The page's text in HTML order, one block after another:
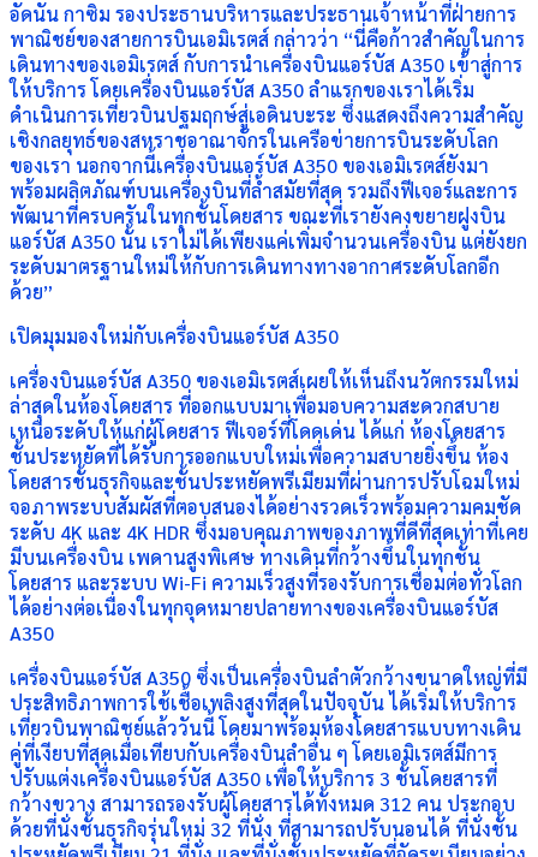
อัดนัน กาซิม รองประธานบริหารและประธานเจ้าหน้าที่ฝ่ายการ
พาณิชย์ของสายการบินเอมิเรตส์ กล่าวว่า “นี่คือก้าวสำคัญในการ
เดินทางของเอมิเรตส์ กับการนำเครื่องบินแอร์บัส A350 เข้าสู่การ
ให้บริการ โดยเครื่องบินแอร์บัส A350 ลำแรกของเราได้เริ่ม
ดำเนินการเที่ยวบินปฐมฤกษ์สู่เอดินบะระ ซึ่งแสดงถึงความสำคัญ
เชิงกลยุทธ์ของสหราชอาณาจักรในเครือข่ายการบินระดับโลก
ของเรา นอกจากนี้เครื่องบินแอร์บัส A350 ของเอมิเรตส์ยังมา
พร้อมผลิตภัณฑ์บนเครื่องบินที่ล้ำสมัยที่สุด รวมถึงฟีเจอร์และการ
พัฒนาที่ครบครันในทุกชั้นโดยสาร ขณะที่เรายังคงขยายฝูงบิน
แอร์บัส A350 นั้น เราไม่ได้เพียงแค่เพิ่มจำนวนเครื่องบิน แต่ยังยก
ระดับมาตรฐานใหม่ให้กับการเดินทางทางอากาศระดับโลกอีก
ด้วย”
เปิดมุมมองใหม่กับเครื่องบินแอร์บัส A350
เครื่องบินแอร์บัส A350 ของเอมิเรตส์เผยให้เห็นถึงนวัตกรรมใหม่
ล่าสุดในห้องโดยสาร ที่ออกแบบมาเพื่อมอบความสะดวกสบาย
เหนือระดับให้แก่ผู้โดยสาร ฟีเจอร์ที่โดดเด่น ได้แก่ ห้องโดยสาร
ชั้นประหยัดที่ได้รับการออกแบบใหม่เพื่อความสบายยิ่งขึ้น ห้อง
โดยสารชั้นธุรกิจและชั้นประหยัดพรีเมียมที่ผ่านการปรับโฉมใหม่
จอภาพระบบสัมผัสที่ตอบสนองได้อย่างรวดเร็วพร้อมความคมชัด
ระดับ 4K และ 4K HDR ซึ่งมอบคุณภาพของภาพที่ดีที่สุดเท่าที่เคย
มีบนเครื่องบิน เพดานสูงพิเศษ ทางเดินที่กว้างขึ้นในทุกชั้น
โดยสาร และระบบ Wi-Fi ความเร็วสูงที่รองรับการเชื่อมต่อทั่วโลก
ได้อย่างต่อเนื่องในทุกจุดหมายปลายทางของเครื่องบินแอร์บัส
A350
เครื่องบินแอร์บัส A350 ซึ่งเป็นเครื่องบินลำตัวกว้างขนาดใหญ่ที่มี
ประสิทธิภาพการใช้เชื้อเพลิงสูงที่สุดในปัจจุบัน ได้เริ่มให้บริการ
เที่ยวบินพาณิชย์แล้ววันนี้ โดยมาพร้อมห้องโดยสารแบบทางเดิน
คู่ที่เงียบที่สุดเมื่อเทียบกับเครื่องบินลำอื่น ๆ โดยเอมิเรตส์มีการ
ปรับแต่งเครื่องบินแอร์บัส A350 เพื่อให้บริการ 3 ชั้นโดยสารที่
กว้างขวาง สามารถรองรับผู้โดยสารได้ทั้งหมด 312 คน ประกอบ
ด้วยที่นั่งชั้นธุรกิจรุ่นใหม่ 32 ที่นั่ง ที่สามารถปรับนอนได้ ที่นั่งชั้น